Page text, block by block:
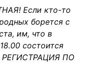
Если кто-то
борется с
им, что в
состоится
РЕГИСТРАЦИЯ ПО